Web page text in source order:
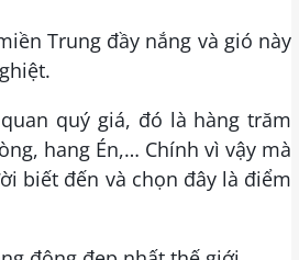
Trung đầy nắng và gió này
quý giá, đó là hàng trăm
hang Én,… Chính vì vậy mà
biết đến và chọn đây là điểm